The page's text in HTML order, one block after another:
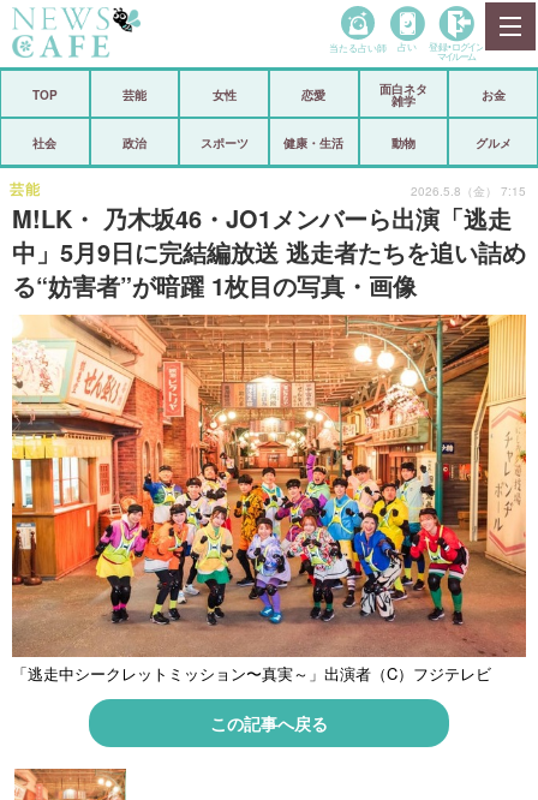
政治
芸能 スポーツ
恋愛 ビックリ
コメントポスト アリ／ナシ
リリース ショップ
登録・ログイン/マイルーム
当たる占い師 占い 登録• ログイン
マイルーム
TOP 芸能 女性 恋愛
面白ネタ
雑学
お金
社会 政治 スポーツ 健康・生活 動物 グルメ
M!LK・ 乃木坂46・JO1メンバーら出演「逃走
中」5月9日に完結編放送 逃走者たちを追い詰め
る“妨害者”が暗躍 1枚目の写真・画像
芸能 2026.5.8（金） 7:15
「逃走中シークレットミッション〜真実～」出演者（C）フジテレビ
この記事へ戻る